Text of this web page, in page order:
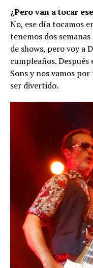
¿Pero van a tocar
No, ese día tocamos
tenemos dos
de shows, pero voy a
cumpleaños.
Sons y nos vamos
ser divertido.